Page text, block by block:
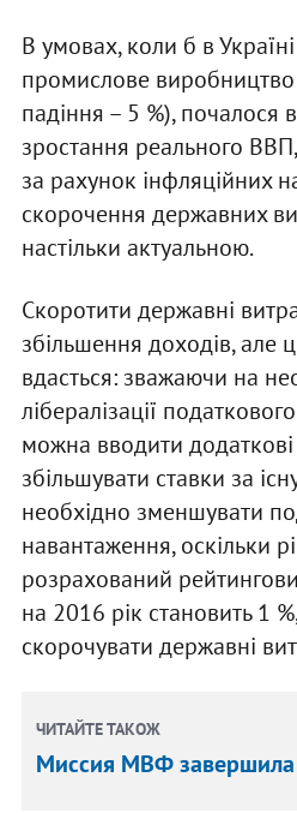
В умовах, коли б в
промислове виробництво
падіння – 5 %), почалося
зростання реального
за рахунок інфляційних
скорочення державних
настільки актуальною.
Скоротити державні
збільшення доходів, але
вдасться: зважаючи на
лібералізації
можна вводити
збільшувати ставки за
необхідно зменшувати
навантаження, оскільки
розрахований
на 2016 рік становить 1
скорочувати державні
ЧИТАЙТЕ ТАКОЖ
Миссия МВФ завершила